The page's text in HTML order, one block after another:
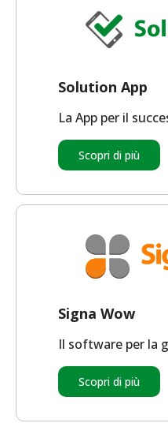
Solution App
La App per il
Scopri di più
Signa Wow
Il software per la
Scopri di più